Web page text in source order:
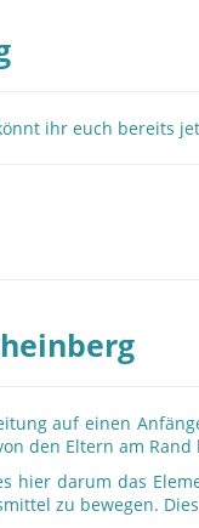
ihr euch bereits
auf einen
den Eltern am Rand
hier darum das
zu bewegen.